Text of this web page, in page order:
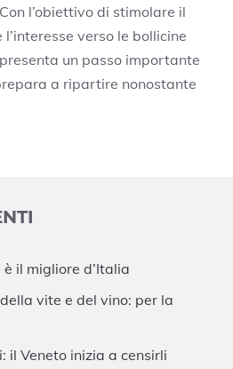
l’obiettivo di stimolare il
verso le bollicine
un passo importante
a ripartire nonostante
il migliore d’Italia
vite e del vino: per la
il Veneto inizia a censirli